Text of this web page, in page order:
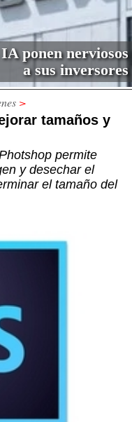
ponen nerviosos
a sus inversores
>
tamaños y
permite
y desechar el
el tamaño del